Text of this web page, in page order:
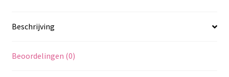
Beschrijving
Beoordelingen (0)